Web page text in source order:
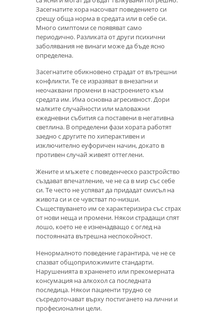
Засегнатите хора насочват поведението си
срещу обща норма в средата или в себе си.
Много симптоми се появяват само
периодично. Разликата от други психични
заболявания не винаги може да бъде ясно
определена.
Засегнатите обикновено страдат от вътрешни
конфликти. Те се изразяват в внезапни и
неочаквани промени в настроението към
средата им. Има основна агресивност. Дори
малките случайности или маловажни
ежедневни събития са поставени в негативна
светлина. В определени фази хората работят
заедно с другите по хиперактивен и
изключително еуфоричен начин, докато в
противен случай живеят оттеглени.
Жените и мъжете с поведенческо разстройство
създават впечатление, че не са в мир със себе
си. Те често не успяват да придадат смисъл на
живота си и се чувстват по-низши.
Съществуването им се характеризира със страх
от нови неща и промени. Някои страдащи спят
лошо, което не е изненадващо с оглед на
постоянната вътрешна неспокойност.
Ненормалното поведение гарантира, че не се
спазват общоприложимите стандарти.
Нарушенията в храненето или прекомерната
консумация на алкохол са последната
последица. Някои пациенти трудно се
съсредоточават върху постигането на лични и
професионални цели.